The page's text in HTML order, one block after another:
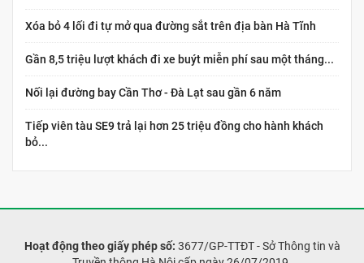
Xóa bỏ 4 lối đi tự mở qua đường sắt trên địa bàn Hà Tĩnh
Gần 8,5 triệu lượt khách đi xe buýt miễn phí sau một tháng...
Nối lại đường bay Cần Thơ - Đà Lạt sau gần 6 năm
Tiếp viên tàu SE9 trả lại hơn 25 triệu đồng cho hành khách
bỏ...
Hoạt động theo giấy phép số: 3677/GP-TTĐT - Sở Thông tin và